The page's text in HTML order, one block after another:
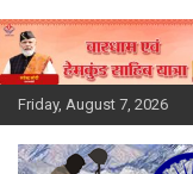
Skip
to
content
Friday, August 7, 2026